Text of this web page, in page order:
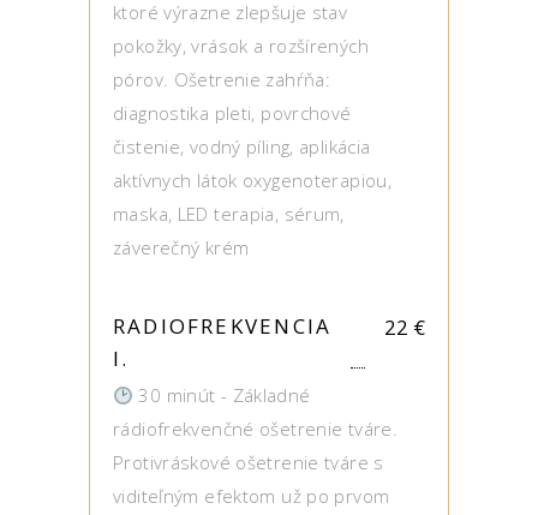
ktoré výrazne zlepšuje stav
pokožky, vrások a rozšírených
pórov. Ošetrenie zahŕňa:
diagnostika pleti, povrchové
čistenie, vodný píling, aplikácia
aktívnych látok oxygenoterapiou,
maska, LED terapia, sérum,
záverečný krém
RADIOFREKVENCIA
I.
22 €
30 minút - Základné
rádiofrekvenčné ošetrenie tváre.
Protivráskové ošetrenie tváre s
viditeľným efektom už po prvom